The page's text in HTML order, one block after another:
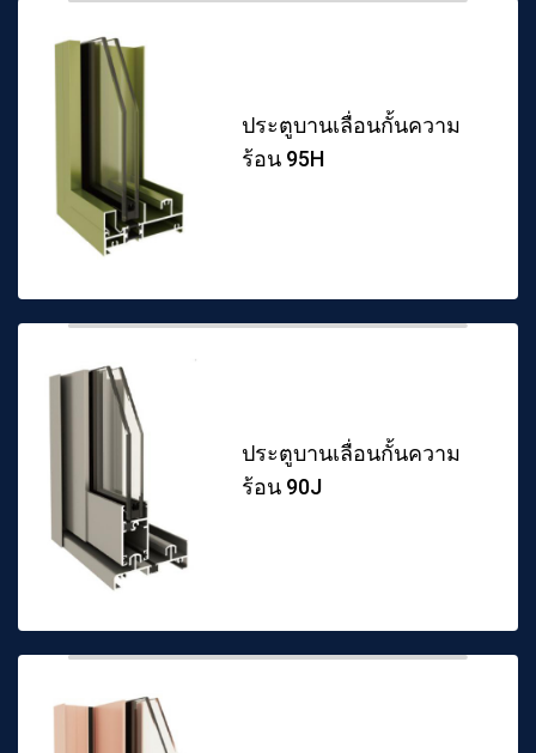
ประตูบานเลื่อนกั้นความ
ร้อน 95H
ประตูบานเลื่อนกั้นความ
ร้อน 90J